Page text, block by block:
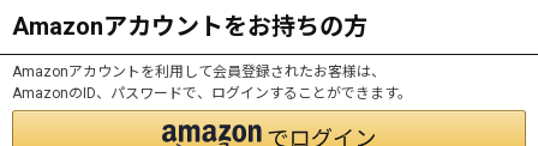
Amazonアカウントをお持ちの方
Amazonアカウントを利用して会員登録されたお客様は、
AmazonのID、パスワードで、ログインすることができます。